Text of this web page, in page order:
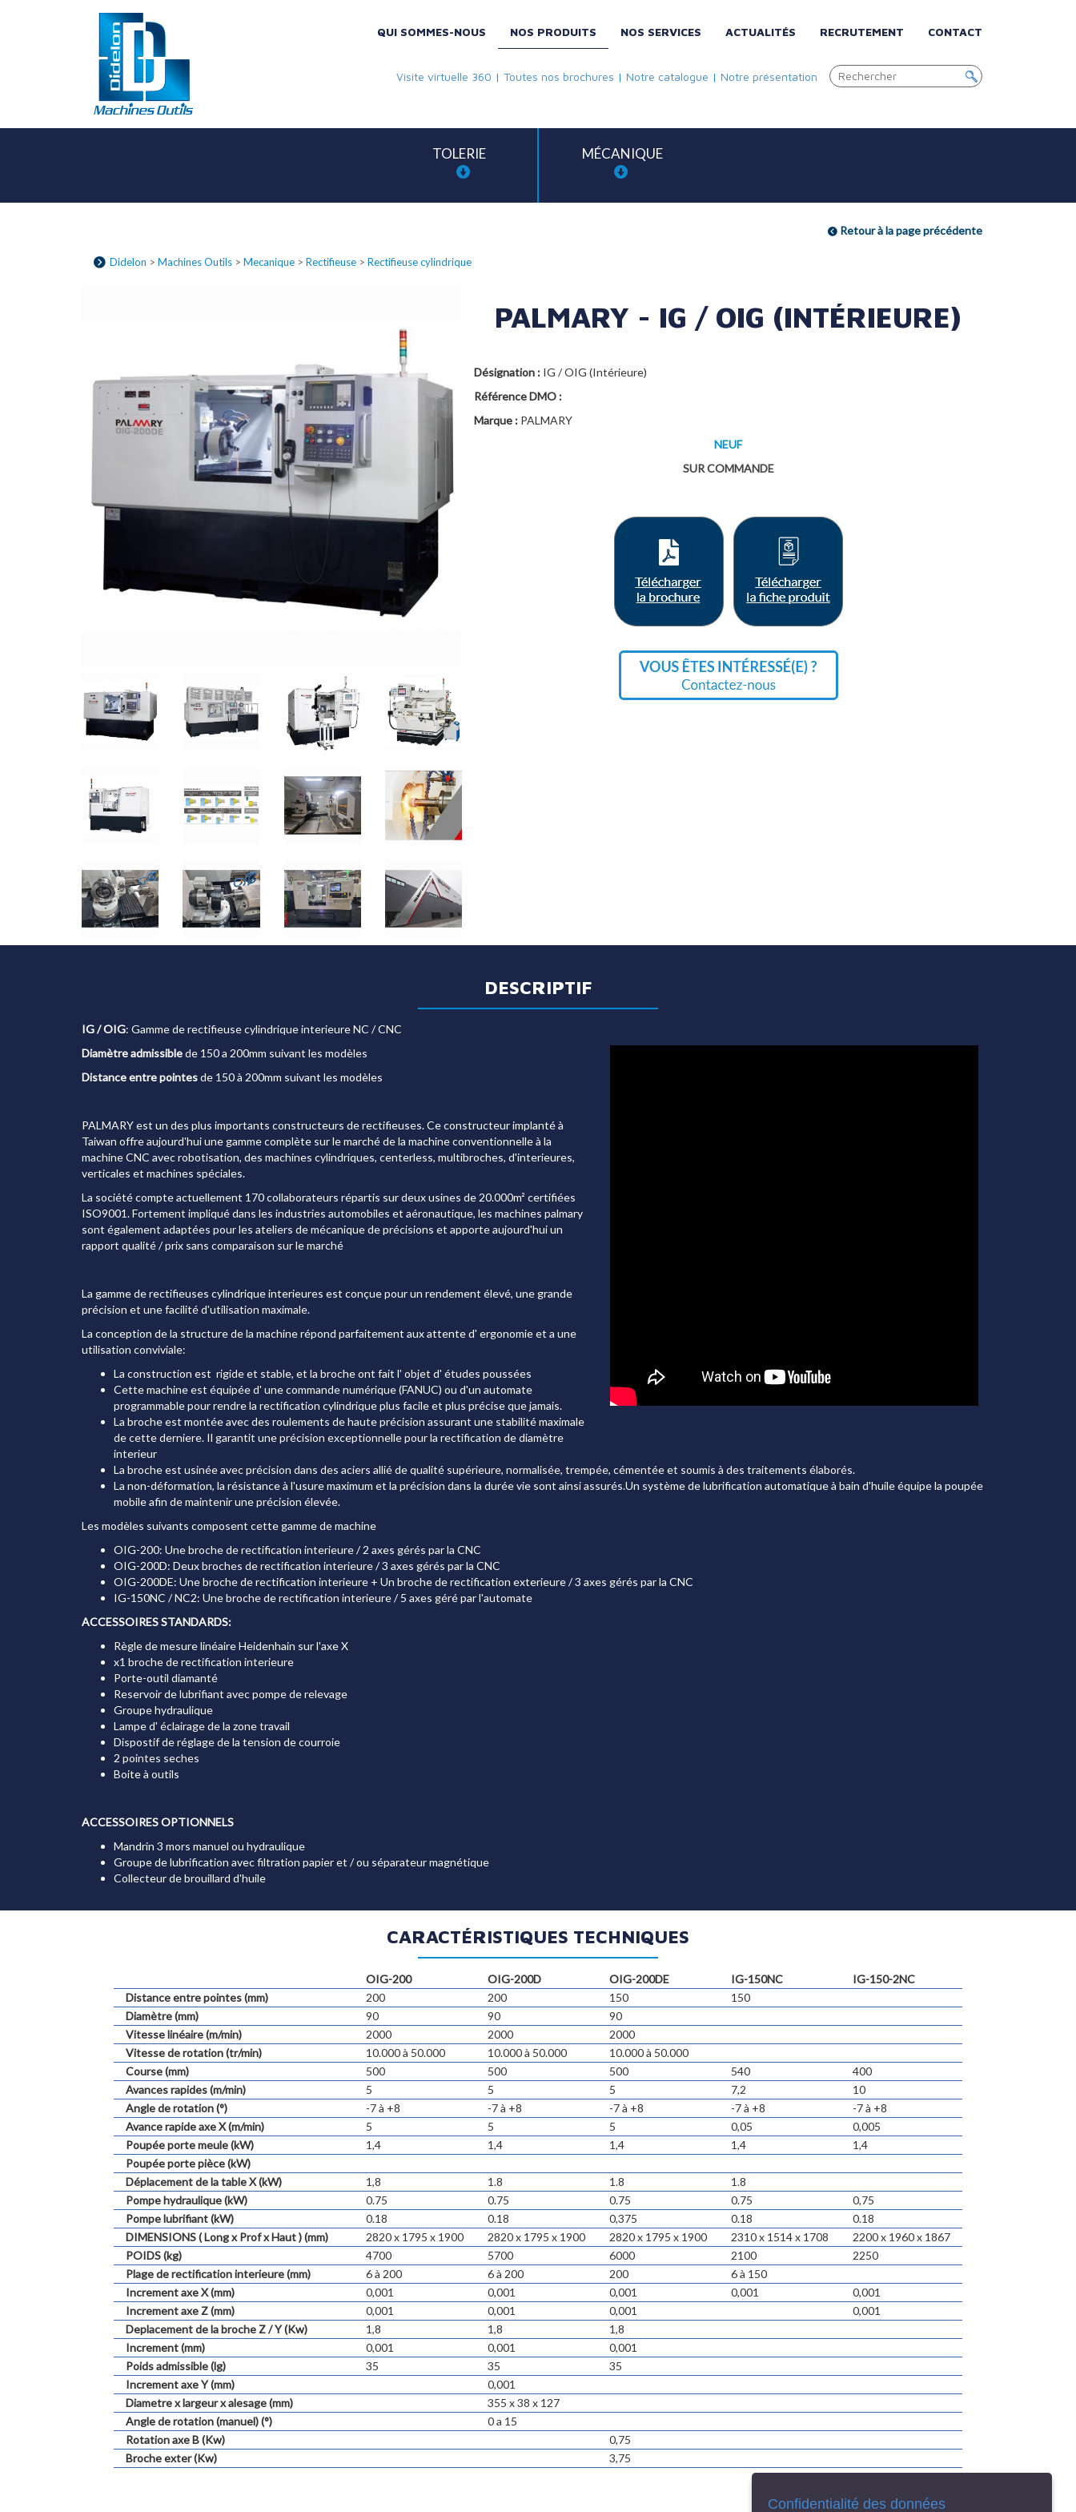
QUI SOMMES-NOUS NOS PRODUITS NOS SERVICES ACTUALITÉS RECRUTEMENT CONTACT
Visite virtuelle 360 | Toutes nos brochures | Notre catalogue | Notre présentation
TOLERIE MÉCANIQUE
Retour à la page précédente
Didelon > Machines Outils > Mecanique > Rectifieuse > Rectifieuse cylindrique
PALMARY - IG / OIG (INTÉRIEURE)
Désignation : IG / OIG (Intérieure)
Référence DMO :
Marque : PALMARY
NEUF
SUR COMMANDE
DESCRIPTIF
IG / OIG: Gamme de rectifieuse cylindrique interieure NC / CNC
Diamètre admissiblede 150 a 200mm suivant les modèles
Distance entre pointesde 150 à 200mm suivant les modèles
PALMARY est un des plus importants constructeurs de rectifieuses. Ce constructeur implanté à
Taiwan offre aujourd'hui une gamme complète sur le marché de la machine conventionnelle à la
machine CNC avec robotisation, des machines cylindriques, centerless, multibroches, d'interieures,
verticales et machines spéciales.
La société compte actuellement 170 collaborateurs répartis sur deux usines de 20.000m² certifiées
ISO9001. Fortement impliqué dans les industries automobiles et aéronautique, les machines palmary
sont également adaptées pour les ateliers de mécanique de précisions et apporte aujourd'hui un
rapport qualité / prix sans comparaison sur le marché
La gamme de rectifieuses cylindrique interieures est conçue pour un rendement élevé, une grande
précision et une facilité d'utilisation maximale.
La conception de la structure de la machine répond parfaitement aux attente d' ergonomie et a une
utilisation conviviale:
La construction est rigide et stable, et la broche ont fait l' objet d' études poussées
Cette machine est équipée d' une commande numérique (FANUC) ou d'un automate
programmable pour rendre la rectification cylindrique plus facile et plus précise que jamais.
La broche est montée avec des roulements de haute précision assurant une stabilité maximale
de cette derniere. Il garantit une précision exceptionnelle pour la rectification de diamètre
interieur
La broche est usinée avec précision dans des aciers allié de qualité supérieure, normalisée, trempée, cémentée et soumis à des traitements élaborés.
La non-déformation, la résistance à l'usure maximum et la précision dans la durée vie sont ainsi assurés.Un système de lubrification automatique à bain d'huile équipe la poupée
mobile afin de maintenir une précision élevée.
Les modèles suivants composent cette gamme de machine
OIG-200: Une broche de rectification interieure / 2 axes gérés par la CNC
OIG-200D: Deux broches de rectification interieure / 3 axes gérés par la CNC
OIG-200DE: Une broche de rectification interieure + Un broche de rectification exterieure / 3 axes gérés par la CNC
IG-150NC / NC2: Une broche de rectification interieure / 5 axes géré par l'automate
ACCESSOIRES STANDARDS:
Règle de mesure linéaire Heidenhain sur l'axe X
x1 broche de rectification interieure
Porte-outil diamanté
Reservoir de lubrifiant avec pompe de relevage
Groupe hydraulique
Lampe d' éclairage de la zone travail
Dispostif de réglage de la tension de courroie
2 pointes seches
Boite à outils
ACCESSOIRES OPTIONNELS
Mandrin 3 mors manuel ou hydraulique
Groupe de lubrification avec filtration papier et / ou séparateur magnétique
Collecteur de brouillard d'huile
CARACTÉRISTIQUES TECHNIQUES
OIG-200 OIG-200D OIG-200DE IG-150NC
IG-150-2NC
Distance entre pointes (mm)
200 200 150
150
Diamètre (mm)
90 90
90
Vitesse linéaire (m/min)
2000 2000
2000
Vitesse de rotation (tr/min)
10.000 à 50.000 10.000 à 50.000
10.000 à 50.000
Course (mm)
500 500 500 540
400
Avances rapides (m/min)
5 5 5 7,2
10
Angle de rotation (°)
-7 à +8 -7 à +8 -7 à +8 -7 à +8
-7 à +8
Avance rapide axe X (m/min)
5 5 5 0,05
0,005
Poupée porte meule (kW)
1,4 1,4 1,4 1,4
1,4
Poupée porte pièce (kW)
Déplacement de la table X (kW)
1,8 1.8 1.8
1.8
Pompe hydraulique (kW)
0.75 0.75 0.75 0.75
0,75
Pompe lubrifiant (kW)
0.18 0.18 0,375 0.18
0.18
DIMENSIONS ( Long x Prof x Haut ) (mm)
2820 x 1795 x 1900 2820 x 1795 x 1900 2820 x 1795 x 1900 2310 x 1514 x 1708
2200 x 1960 x 1867
POIDS (kg)
4700 5700 6000 2100
2250
Plage de rectification interieure (mm)
6 à 200 6 à 200 200
6 à 150
Increment axe X (mm)
0,001 0,001 0,001 0,001
0,001
Increment axe Z (mm)
0,001 0,001 0,001
0,001
Deplacement de la broche Z / Y (Kw)
1,8 1,8
1,8
Increment (mm)
0,001 0,001
0,001
Poids admissible (lg)
35 35
35
Increment axe Y (mm)
0,001
Diametre x largeur x alesage (mm)
355 x 38 x 127
Angle de rotation (manuel) (°)
0 a 15
Rotation axe B (Kw)
0,75
Broche exter (Kw)
3,75
Confidentialité des données